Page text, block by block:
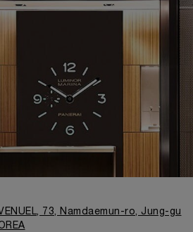
73, Namdaemun-ro, Jung-gu